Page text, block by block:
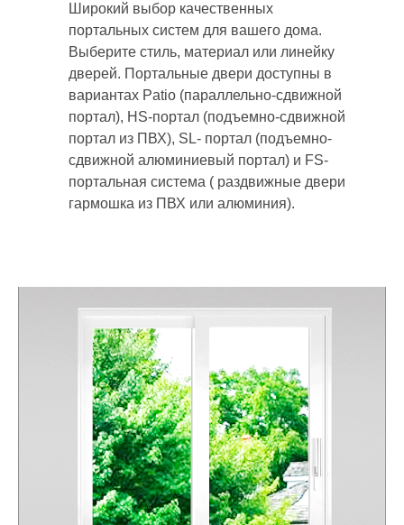
Широкий выбор качественных
портальных систем для вашего дома.
Выберите стиль, материал или линейку
дверей. Портальные двери доступны в
вариантах Patio (параллельно-сдвижной
портал), HS-портал (подъемно-сдвижной
портал из ПВХ), SL- портал (подъемно-
сдвижной алюминиевый портал) и FS-
портальная система ( раздвижные двери
гармошка из ПВХ или алюминия).